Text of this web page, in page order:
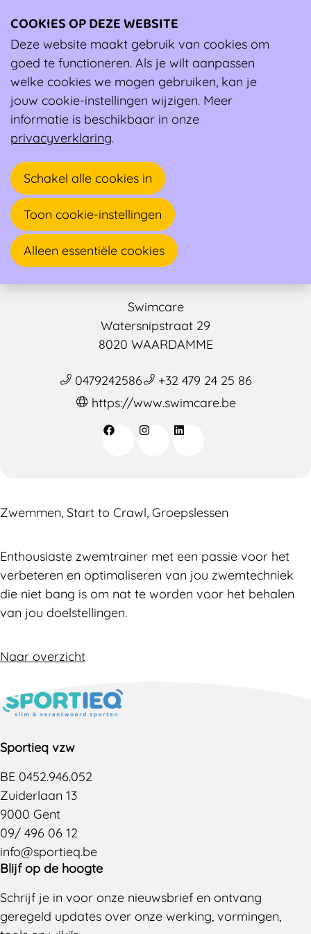
Ambassadeur
Kristof Ryheul
Swimcare
Watersnipstraat 29
8020 WAARDAMME
0479242586
+32 479 24 25 86
https://www.swimcare.be
Zwemmen, Start to Crawl, Groepslessen
Enthousiaste zwemtrainer met een passie voor het
verbeteren en optimaliseren van jou zwemtechniek
die niet bang is om nat te worden voor het behalen
van jou doelstellingen.
Naar overzicht
Sportieq vzw
BE 0452.946.052
Zuiderlaan 13
9000 Gent
09/ 496 06 12
info@sportieq.be
Blijf op de hoogte
Schrijf je in voor onze nieuwsbrief en ontvang
geregeld updates over onze werking, vormingen,
COOKIES OP DEZE WEBSITE
Deze website maakt gebruik van cookies om
goed te functioneren. Als je wilt aanpassen
welke cookies we mogen gebruiken, kan je
jouw cookie-instellingen wijzigen. Meer
informatie is beschikbaar in onze
privacyverklaring.
Schakel alle cookies in
Toon cookie-instellingen
Alleen essentiële cookies